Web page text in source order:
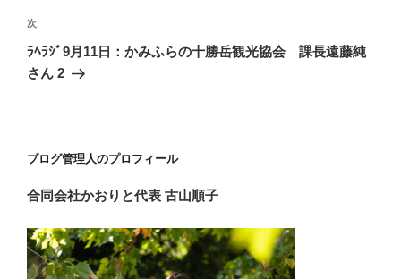
ゲ
ー
シ
次
の
投
次
ﾗﾍﾗｼﾞ9月11日：かみふらの十勝岳観光協会 課長遠藤純
さん 2
ブログ管理人のプロフィール
合同会社かおりと代表 古山順子